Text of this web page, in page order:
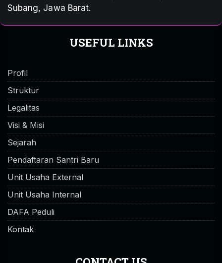
Subang, Jawa Barat.
USEFUL LINKS
Profil
Struktur
Legalitas
Visi & Misi
Sejarah
Pendaftaran Santri Baru
Unit Usaha External
Unit Usaha Internal
DAFA Peduli
Kontak